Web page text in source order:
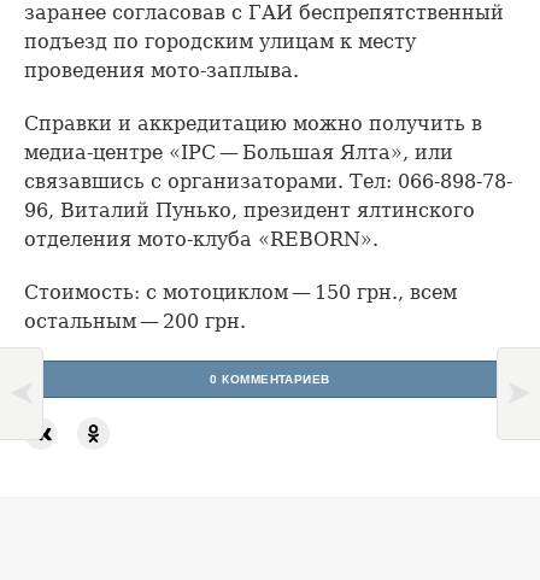
заранее согласовав с ГАИ беспрепятственный
подъезд по городским улицам к месту
проведения мото-заплыва.
Справки и аккредитацию можно получить в
медиа-центре «IPC — Большая Ялта», или
связавшись с организаторами. Тел: 066-898-78-
96, Виталий Пунько, президент ялтинского
отделения мото-клуба «REBORN».
Стоимость: с мотоциклом — 150 грн., всем
остальным — 200 грн.
0 КОММЕНТАРИЕВ